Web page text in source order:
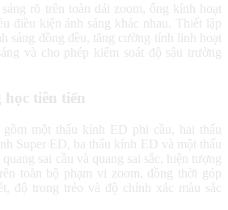
rõ trên toàn dải zoom, ống kính hoạt
điều kiện ánh sáng khác nhau. Thiết lập
sáng đồng đều, tăng cường tính linh hoạt
và cho phép kiểm soát độ sâu trường
tiên tiến
một thấu kính ED phi cầu, hai thấu
Super ED, ba thấu kính ED và một thấu
sai cầu và quang sai sắc, hiện tượng
toàn bộ phạm vi zoom, đồng thời góp
độ trong trẻo và độ chính xác màu sắc